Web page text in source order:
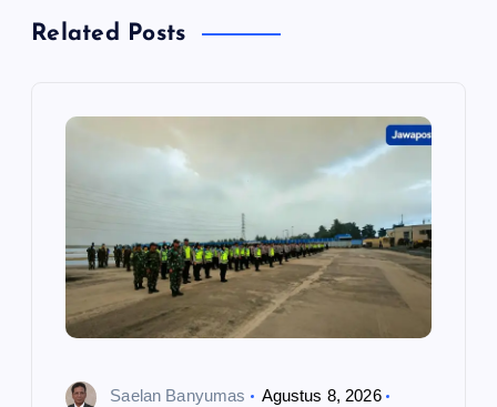
sRelated Posts
Saelan Banyumas
Agustus 8, 2026